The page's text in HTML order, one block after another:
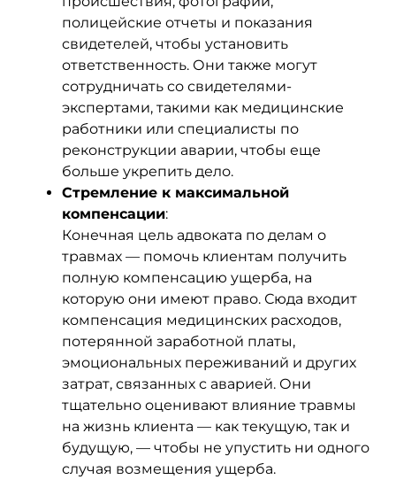
полицейские отчеты и показания
свидетелей, чтобы установить
ответственность. Они также могут
сотрудничать со свидетелями-
экспертами, такими как медицинские
работники или специалисты по
реконструкции аварии, чтобы еще
больше укрепить дело.
Стремление к максимальной
компенсации:
Конечная цель адвоката по делам о
травмах — помочь клиентам получить
полную компенсацию ущерба, на
которую они имеют право. Сюда входит
компенсация медицинских расходов,
потерянной заработной платы,
эмоциональных переживаний и других
затрат, связанных с аварией. Они
тщательно оценивают влияние травмы
на жизнь клиента — как текущую, так и
будущую, — чтобы не упустить ни одного
случая возмещения ущерба.